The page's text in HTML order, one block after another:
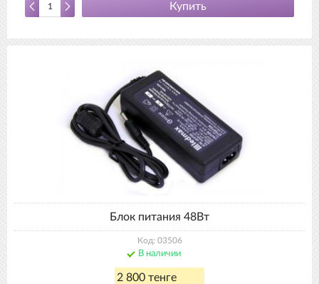
Купить
Блок питания 48Вт
Код: 03506
В наличии
2 800 тенге